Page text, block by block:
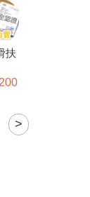
扶
>